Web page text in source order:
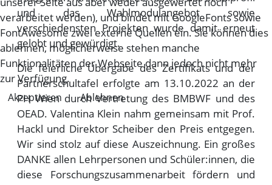
und das Wahlmodulangebot sowie
verschiedensten Projekten wurde damit erneut
gelobt und gewürdigt.
Die feierliche Übergabe des Zertifikats und der
Partnerschultafel erfolgte am 13.10.2022 an der
PH Wien durch Vertretung des BMBWF und des
OEAD. Valentina Klein nahm gemeinsam mit Prof.
Hackl und Direktor Scheiber den Preis entgegen.
Wir sind stolz auf diese Auszeichnung. Ein großes
DANKE allen Lehrpersonen und Schüler:innen, die
diese Forschungszusammenarbeit fördern und
verarbeitet werden), und bindet mit GoogleFonts sowie
FontAwesome zwei externe Quellen ein. Sie können dies
ablehnen, möglicherweise stehen manche
Funktionalitäten der Webseite dann jedoch nicht mehr
zur Verfügung.
Akzeptieren Ablehnen